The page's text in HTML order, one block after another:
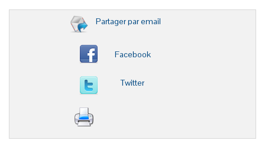
Partager par email
Facebook
Twitter